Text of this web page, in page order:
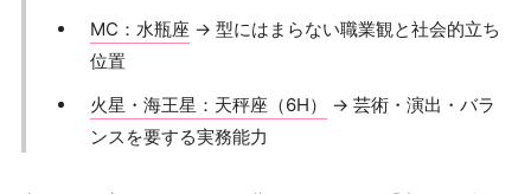
MC：水瓶座 → 型にはまらない職業観と社会的立ち
位置
火星・海王星：天秤座（6H）
→ 芸術・演出・バラ
ンスを要する実務能力